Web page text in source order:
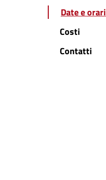
Date e orari
Costi
Contatti